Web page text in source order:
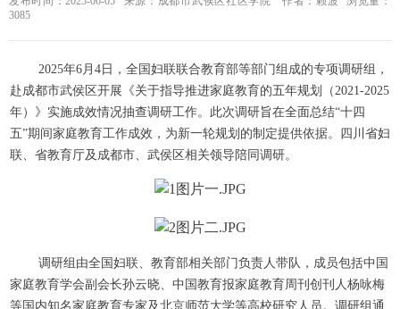
3085
2025年6月4日，全国妇联联合教育部等部门组成的专项调研组，
赴成都市武侯区开展《关于指导推进家庭教育的五年规划（2021-2025
年）》实施成效情况抽查调研工作。此次调研旨在全面总结“十四
五”期间家庭教育工作成效，为新一轮规划的制定提供依据。四川省妇
联、省教育厅及成都市、武侯区相关领导陪同调研。
调研组由全国妇联、教育部相关部门负责人带队，成员包括中国
家庭教育学会副会长孙云晓、中国教育报家庭教育周刊创刊人杨咏梅
等国内知名家庭教育专家及北京师范大学等高校研究人员。调研组通